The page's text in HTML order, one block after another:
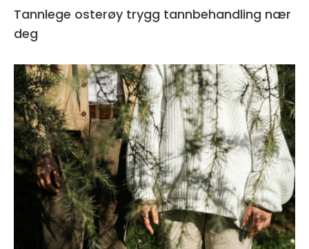
Tannlege osterøy trygg tannbehandling nær
deg